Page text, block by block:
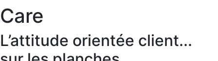
Care
L’attitude orientée client...